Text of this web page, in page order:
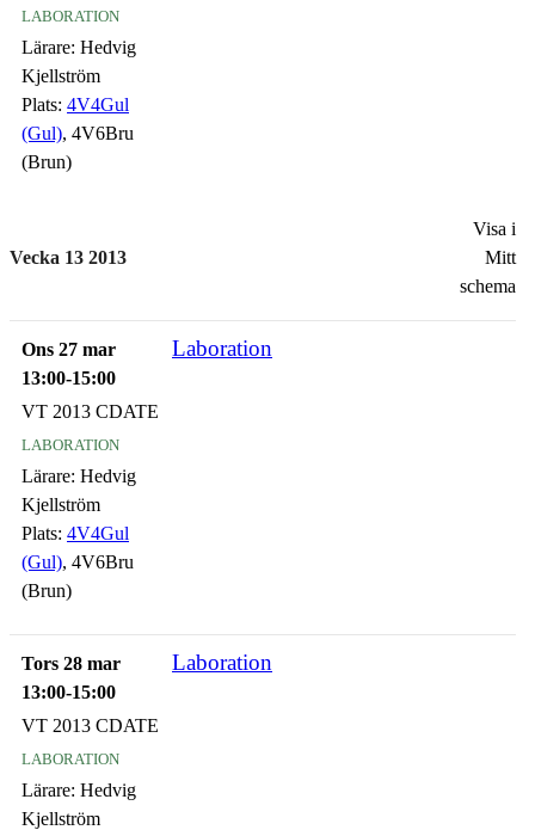
laboration
Lärare: Hedvig
Kjellström
Plats: 4V4Gul
(Gul), 4V6Bru
(Brun)
Vecka 13 2013
Visa i
Mitt
schema
Ons 27 mar
13:00-15:00
Laboration
VT 2013 CDATE
laboration
Lärare: Hedvig
Kjellström
Plats: 4V4Gul
(Gul), 4V6Bru
(Brun)
Tors 28 mar
13:00-15:00
Laboration
VT 2013 CDATE
laboration
Lärare: Hedvig
Kjellström